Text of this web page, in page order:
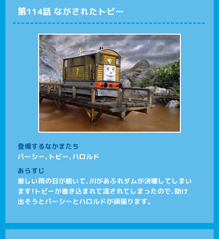
第114話 ながされたトビー
登場するなかまたち
パーシー、トビー、ハロルド
あらすじ
激しい雨の日が続いて、川があふれダムが決壊してしまい
ます！トビーが巻き込まれて流されてしまったので、助け
出そうとパーシーとハロルドが頑張ります。